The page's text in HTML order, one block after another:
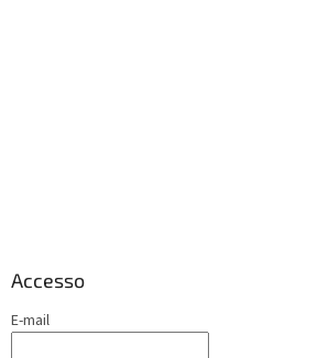
Accesso
E-mail